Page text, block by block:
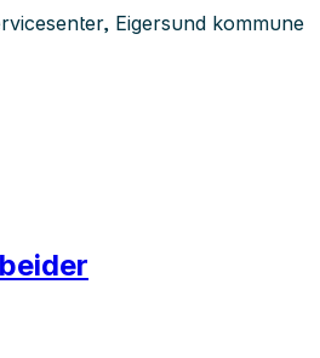
Eigersund kommune